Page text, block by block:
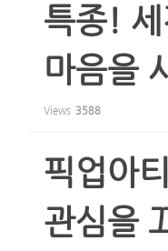
특종!
마음을
Views 3588
픽업아
관심을